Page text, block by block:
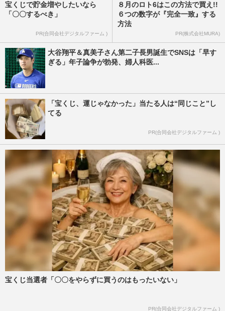
宝くじで貯金増やしたいなら
「〇〇するべき」
PR(合同会社デジタルファーム )
８月のロト6はこの方法で買え!!
６つの数字が『完全一致』する
方法
PR(株式会社MURA)
大谷翔平＆真美子さん第二子長男誕生でSNSは「早す
ぎる」年子論争が勃発、婦人科医...
「宝くじ、運じゃなかった」当たる人は“同じこと”し
てる
PR(合同会社デジタルファーム )
宝くじ当選者「〇〇をやらずに買うのはもったいない」
PR(合同会社デジタルファーム )